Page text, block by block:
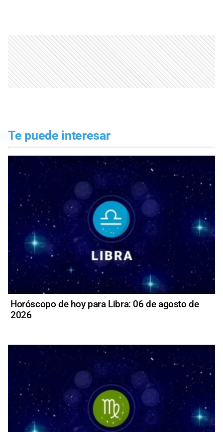
Te puede interesar
Horóscopo de hoy para Libra: 06 de agosto de
2026